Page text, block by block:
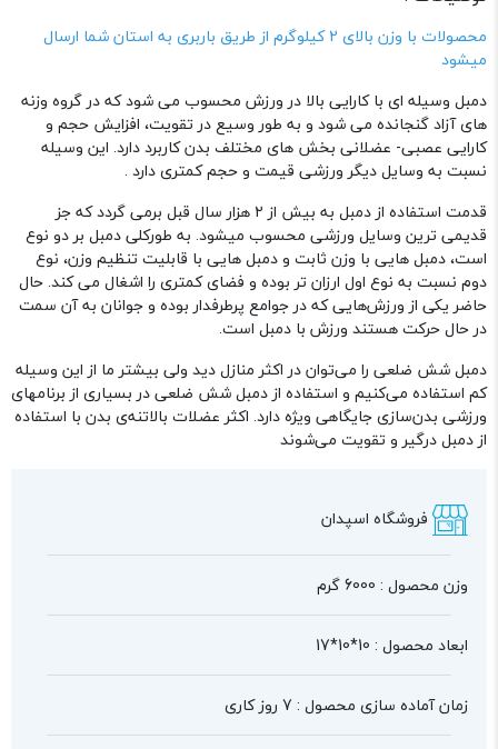
دسته : دمبل و صفحه
محصولات با وزن بالای 2 کیلوگرم از طریق باربری به استان شما ارسال
میشود
دمبل وسیله ای با کارایی بالا در ورزش محسوب می شود که در گروه وزنه‌
های آزاد گنجانده می ‌شود و به‌ طور وسیع در تقویت، افزایش حجم و
کارایی عصبی‌- ‌عضلانی بخش‌ های مختلف بدن کاربرد دارد. این وسیله
نسبت به وسایل دیگر ورزشی قیمت و حجم کمتری دارد .
قدمت استفاده از دمبل به بیش از ۲ هزار سال قبل برمی ‌گردد که جز
قدیمی ترین وسایل ورزشی محسوب میشود. به‌ طورکلی دمبل‌ بر دو نوع
است، دمبل ‌هایی با وزن ثابت و دمبل‌ هایی با قابلیت تنظیم وزن، نوع
دوم نسبت به نوع اول ارزان‌ تر بوده و فضای کمتری را اشغال می‌ کند. حال
حاضر یکی از ورزش‌هایی که در جوامع پرطرفدار بوده و جوانان به آن سمت
در حال حرکت هستند ورزش با دمبل است.
دمبل شش ضلعی را می‌توان در اکثر منازل دید ولی بیشتر ما از این وسیله
کم استفاده می‌کنیم و استفاده از دمبل شش ضلعی در بسیاری از برنامهای
ورزشی بدن‌سازی جایگاهی ویژه دارد. اکثر عضلات‌ بالاتنه‌ی بدن با استفاده
از دمبل درگیر و تقویت می‌شوند
فروشگاه اسپدان
وزن محصول : 6000 گرم
ابعاد محصول : 10*10*17
زمان آماده سازی محصول : 7 روز کاری